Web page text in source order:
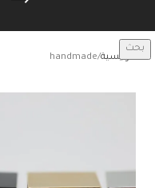
بحث
الرئيسية handmade